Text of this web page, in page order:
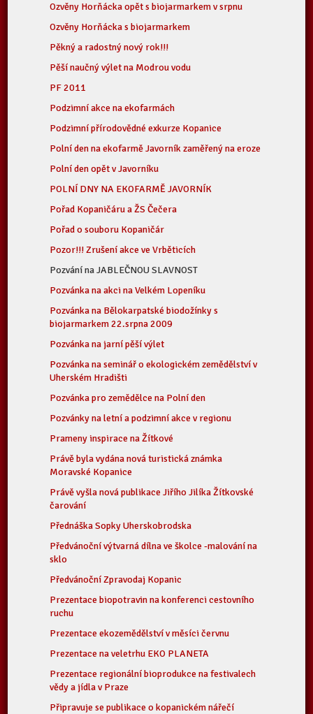
Ozvěny Horňácka opět s biojarmarkem v srpnu
Ozvěny Horňácka s biojarmarkem
Pěkný a radostný nový rok!!!
Pěší naučný výlet na Modrou vodu
PF 2011
Podzimní akce na ekofarmách
Podzimní přírodovědné exkurze Kopanice
Polní den na ekofarmě Javorník zaměřený na eroze
Polní den opět v Javorníku
POLNÍ DNY NA EKOFARMĚ JAVORNÍK
Pořad Kopaničáru a ŽS Čečera
Pořad o souboru Kopaničár
Pozor!!! Zrušení akce ve Vrběticích
Pozvání na JABLEČNOU SLAVNOST
Pozvánka na akci na Velkém Lopeníku
Pozvánka na Bělokarpatské biodožínky s
biojarmarkem 22.srpna 2009
Pozvánka na jarní pěší výlet
Pozvánka na seminář o ekologickém zemědělství v
Uherském Hradišti
Pozvánka pro zemědělce na Polní den
Pozvánky na letní a podzimní akce v regionu
Prameny inspirace na Žítkové
Právě byla vydána nová turistická známka
Moravské Kopanice
Právě vyšla nová publikace Jiřího Jilíka Žítkovské
čarování
Přednáška Sopky Uherskobrodska
Předvánoční výtvarná dílna ve školce -malování na
sklo
Předvánoční Zpravodaj Kopanic
Prezentace biopotravin na konferenci cestovního
ruchu
Prezentace ekozemědělství v měsíci červnu
Prezentace na veletrhu EKO PLANETA
Prezentace regionální bioprodukce na festivalech
vědy a jídla v Praze
Připravuje se publikace o kopanickém nářečí